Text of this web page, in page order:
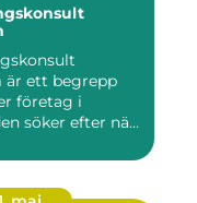
är ett begrepp
företag i
söker efter när